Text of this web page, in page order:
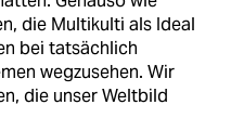
die Multikulti als Ideal
bei tatsächlich
wegzusehen. Wir
die unser Weltbild